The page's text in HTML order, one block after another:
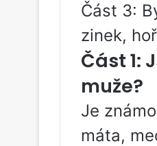
Část 3:
zinek,
Část 1:
muže?
Je
máta,